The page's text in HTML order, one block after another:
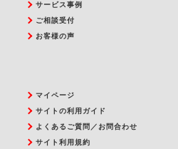
サービス事例
ご相談受付
お客様の声
マイページ
サイトの利用ガイド
よくあるご質問／お問合わせ
サイト利用規約